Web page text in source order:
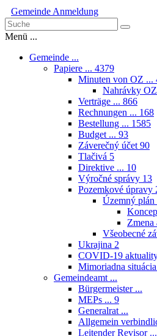
Gemeinde Anmeldung
Menü ...
Gemeinde ...
Papiere ... 4379
Minuten von OZ ...
Nahrávky
Verträge ... 866
Rechnungen ... 168
Bestellung ... 1585
Budget ... 93
Záverečný účet 90
Tlačivá 5
Direktive ... 10
Výročné správy 13
Pozemkové úpravy
Územný plán
Všeobecné
Ukrajina 2
COVID-19
Mimoriadna situácia
Gemeindeamt ...
Bürgermeister ...
MEPs ... 9
Generalrat ...
Allgemein
Leitender Revisor ...